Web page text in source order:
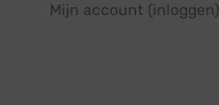
Mijn account (inloggen)